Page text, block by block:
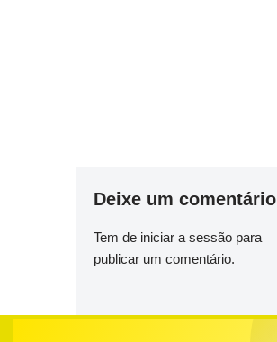
Deixe um comentário
Tem de iniciar a sessão para
publicar um comentário.